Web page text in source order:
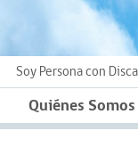
Soy Persona con
Quiénes Somos